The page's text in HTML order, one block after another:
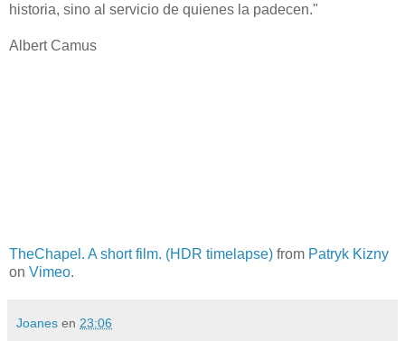
historia, sino al servicio de quienes la padecen."
Albert Camus
TheChapel. A short film. (HDR timelapse) from Patryk Kizny
on Vimeo.
Joanes en 23:06